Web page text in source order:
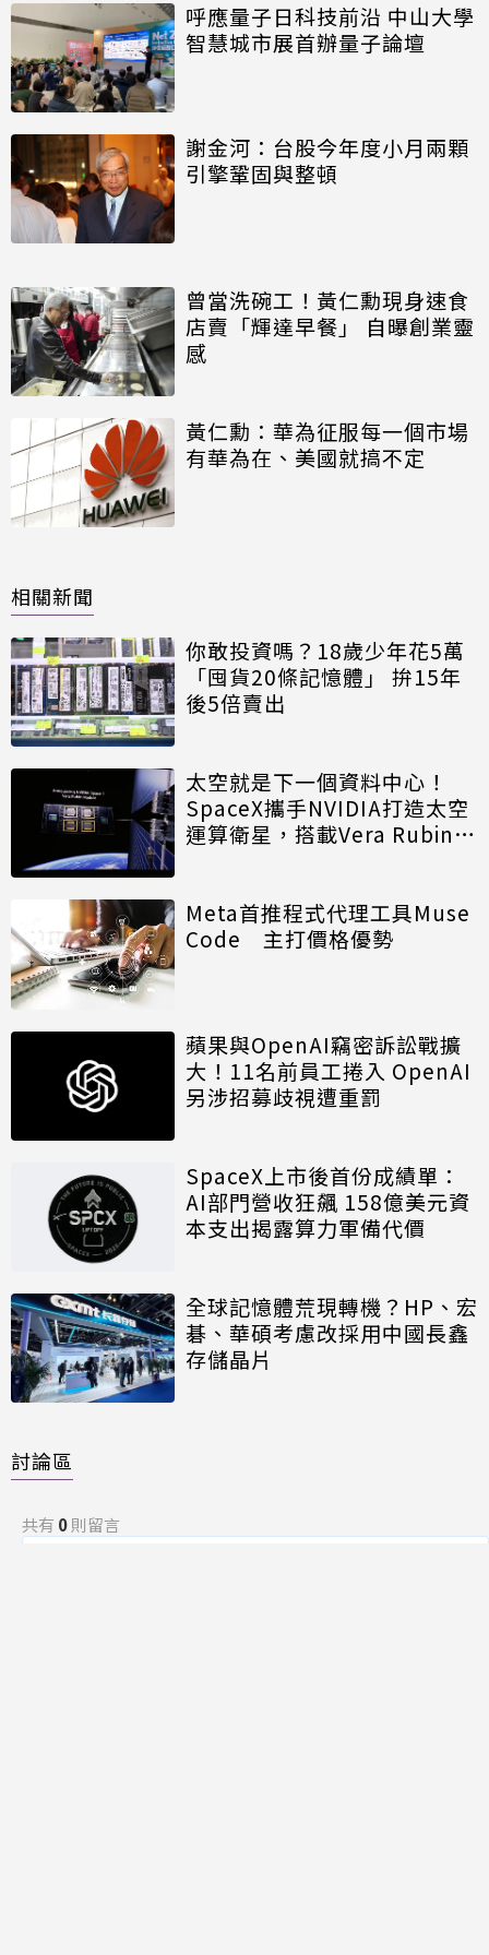
呼應量子日科技前沿 中山大學
智慧城市展首辦量子論壇
謝金河：台股今年度小月兩顆
引擎鞏固與整頓
曾當洗碗工！黃仁勳現身速食
店賣「輝達早餐」 自曝創業靈
感
黃仁勳：華為征服每一個市場
有華為在、美國就搞不定
相關新聞
你敢投資嗎？18歲少年花5萬
「囤貨20條記憶體」 拚15年
後5倍賣出
太空就是下一個資料中心！
SpaceX攜手NVIDIA打造太空
運算衛星，搭載Vera Rubin運
Meta首推程式代理工具Muse
Code 主打價格優勢
蘋果與OpenAI竊密訴訟戰擴
大！11名前員工捲入 OpenAI
另涉招募歧視遭重罰
SpaceX上市後首份成績單：
AI部門營收狂飆 158億美元資
本支出揭露算力軍備代價
全球記憶體荒現轉機？HP、宏
碁、華碩考慮改採用中國長鑫
存儲晶片
討論區
共有 0則留言